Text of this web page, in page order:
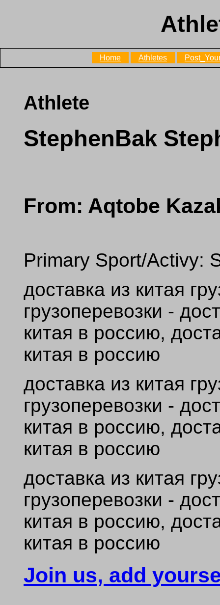
Home Athletes
Athlete
StephenBak
From: Aqtobe
Primary Sport/Activy:
доставка из китая
грузоперевозки -
китая в россию,
китая в россию
доставка из китая
грузоперевозки -
китая в россию,
китая в россию
доставка из китая
грузоперевозки -
китая в россию,
китая в россию
Join us, add